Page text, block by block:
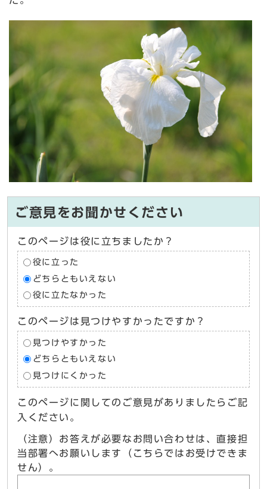
ご意見をお聞かせください
このページは役に立ちましたか？
役に立った
どちらともいえない
役に立たなかった
このページは見つけやすかったですか？
見つけやすかった
どちらともいえない
見つけにくかった
このページに関してのご意見がありましたらご記
入ください。
（注意）お答えが必要なお問い合わせは、直接担
当部署へお願いします（こちらではお受けできま
せん）。